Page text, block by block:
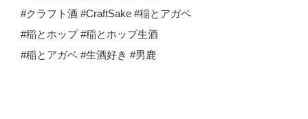
#クラフト酒 #CraftSake #稲とアガベ
#稲とホップ #稲とホップ生酒
#稲とアガベ #生酒好き #男鹿